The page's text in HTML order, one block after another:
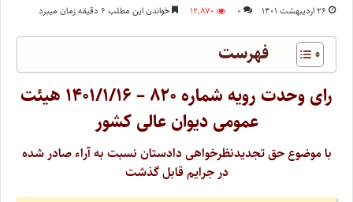
۲۶ اردیبهشت ۱۴۰۱ ۰ ۱۲,۸۷۰ خواندن این مطلب ۶ دقیقه زمان میبرد
فهرست
رای وحدت‌ رویه شماره ۸۲۰ – ۱۴۰۱/۱/۱۶ هیئت
عمومی دیوان ‌عالی ‌کشور
با موضوع حق تجدیدنظرخواهی دادستان نسبت به آراء صادر شده
در جرایم قابل گذشت